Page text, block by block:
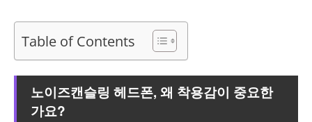
Table of Contents
노이즈캔슬링 헤드폰, 왜 착용감이 중요한
가요?